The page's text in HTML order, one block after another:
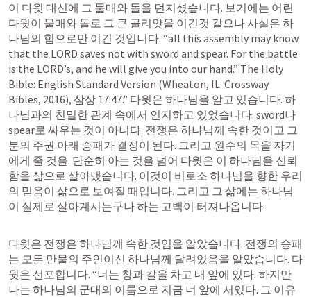
이 다윗 대신에 그 물매와 돌을 던지셨습니다. 보기에는 어린
다윗이 물매와 돌로 그 큰 골리앗을 이긴것 같으나 사실은 하
나님의 힘으로만 이긴 것입니다. “all this assembly may know
that the LORD saves not with sword and spear. For the battle
is the LORD’s, and he will give you into our hand.” The Holy
Bible: English Standard Version (Wheaton, IL: Crossway
Bibles, 2016), 삼상 17:47.” 다윗은 하나님을 알고 있습니다. 하
나님과의 친밀한 관계 속에서 인지하고 있었습니다. sword나
spear로 싸우는 것이 아니다. 전쟁은 하나님께 속한 것이고 그
분의 주권 아래 승패가 결정이 된다. 그리고 원수의 목을 자기
에게 줄 것을. 단순히 아는 것을 넘어 다윗은 이 하나님을 신뢰
함을 삶으로 살아냈습니다. 이것이 비로소 하나님을 향한 우리
의 믿음이 삶으로 보여질 때입니다. 그리고 그 삶에는 하나님
이 실제로 살아계시는구나 하는 고백이 터져나옵니다.
다윗은 전쟁은 하나님께 속한 것임을 알았습니다. 전쟁의 승패
는 모든 만물의 주인이신 하나님께 달려있음을 알았습니다. 다
윗은 선포합니다. “너는 창과 칼을 차고 내 앞에 있다. 하지만
나는 하나님의 군대의 이름으로 지금 너 앞에 서있다. 그 이유